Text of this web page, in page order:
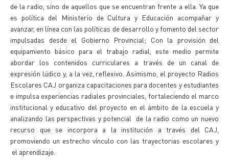
de la radio, sino de aquellos que se encuentran frente a ella. Ya que
es política del Ministerio de Cultura y Educación acompañar y
avanzar, en línea con las políticas de desarrollo y fomento del sector
impulsadas desde el Gobierno Provincial; Con la provisión del
equipamiento básico para el trabajo radial, este medio permite
abordar los contenidos curriculares a través de un canal de
expresión lúdico y, a la vez, reflexivo. Asimismo, el proyecto Radios
Escolares CAJ organiza capacitaciones para docentes y estudiantes
e impulsa experiencias radiales provinciales, fortaleciendo el marco
institucional y educativo del proyecto en el ámbito de la escuela y
analizando las perspectivas y potencial de la radio como un nuevo
recurso que se incorpora a la institución a través del CAJ,
promoviendo un estrecho vínculo con las trayectorias escolares y
el aprendizaje.